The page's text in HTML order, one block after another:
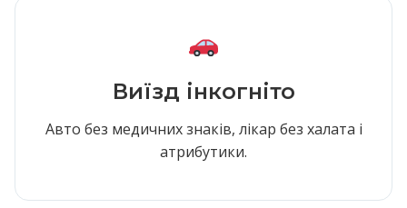
Виїзд інкогніто
Авто без медичних знаків, лікар без халата і
атрибутики.